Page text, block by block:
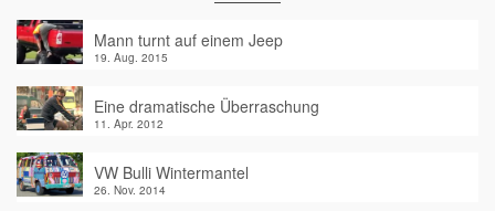
Mann turnt auf einem Jeep
19. Aug. 2015
Eine dramatische Überraschung
11. Apr. 2012
VW Bulli Wintermantel
26. Nov. 2014